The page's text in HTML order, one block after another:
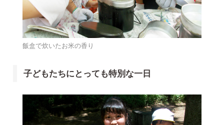
飯盒で炊いたお米の香り
子どもたちにとっても特別な一日